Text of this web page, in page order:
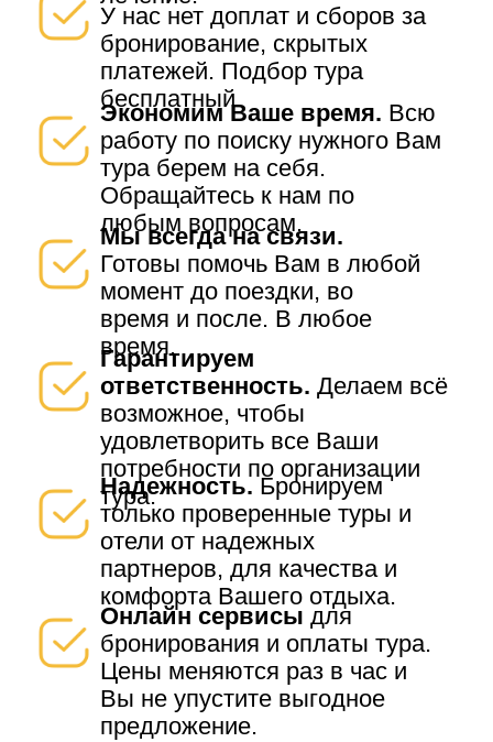
Онлайн сервисы для
бронирования и оплаты тура.
Цены меняются раз в час и
Вы не упустите выгодное
предложение.
У нас нет доплат и сборов за
бронирование, скрытых
платежей. Подбор тура
бесплатный
Гарантируем
ответственность. Делаем всё
возможное, чтобы
удовлетворить все Ваши
потребности по организации
тура.
Мы всегда на связи.
Готовы помочь Вам в любой
момент до поездки, во
время и после. В любое
время.
Экономим Ваше время. Всю
работу по поиску нужного Вам
тура берем на себя.
Обращайтесь к нам по
любым вопросам.
Надежность.Бронируем
только проверенные туры и
отели от надежных
партнеров, для качества и
комфорта Вашего отдыха.